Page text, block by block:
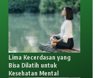
Lima Kecerdasan yang
Bisa Dilatih untuk
Kesehatan Mental